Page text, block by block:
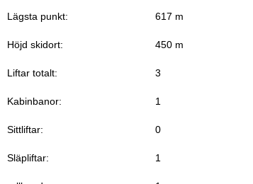
Lägsta punkt: 617 m
Höjd skidort: 450 m
Liftar totalt: 3
Kabinbanor: 1
Sittliftar: 0
Släpliftar: 1